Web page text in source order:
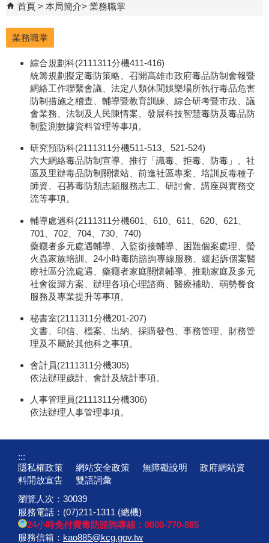
首頁 本局簡介 業務職掌
業務職掌
綜合規劃科(2111311分機411-416)
統籌規劃擬定毒防策略、召開高雄市政府毒品防制會報暨
網絡工作聯繫會議、法定八類休閒娛樂場所執行毒品危害
防制措施之稽查、輔導暨教育訓練、綜合研考暨市政、議
會業務、法制及人民陳情案、發展科技智慧毒防及毒品防
制監測數據資料管理等事項。
研究預防科(2111311分機511-513、521-524)
六大網絡毒品防制宣導、推行「識毒、拒毒、防毒」、社
區及里辦毒品防制關懷站、前進社區專案、培訓反毒種子
師資、召募毒防類志願服務志工、研討會、講座與實務交
流等事項。
輔導處遇科(2111311分機601、610、611、620、621、
701、702、704、730、740)
藥癮者多元處遇輔導、入監銜接輔導、困難個案處理、螢
火蟲家族培訓、24小時毒防諮詢專線服務、緩起訴個案醫
療社區分流處遇、藥癮者家庭關懷輔導、推動家庭及多元
社會復歸方案、辦理各項心理諮商、醫療補助、弱勢餐食
服務及專業提升等事項。
秘書室(2111311分機201-207)
文書、印信、檔案、出納、採購發包、事務管理、財務管
理及不屬於其他科之事項。
會計員(2111311分機305)
依法辦理歲計、會計及統計事項。
人事管理員(2111311分機306)
依法辦理人事管理事項。
:::
隱私權政策
網站安全政策 無障礙說明
政府網站資
料開放宣告
雙語詞彙
瀏覽人次： 30039
服務電話：(07)211-1311 (總機)
24小時免付費毒防諮詢專線：0800-770-885
服務信箱： kao885@kcg.gov.tw